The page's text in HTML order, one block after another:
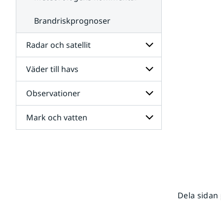
Brandriskprognoser
Radar och satellit
Undersidor
för
Radar
och
satellit
Väder till havs
Undersidor
för
Väder
till
havs
Observationer
Undersidor
för
Mark och vatten
Dela sidan